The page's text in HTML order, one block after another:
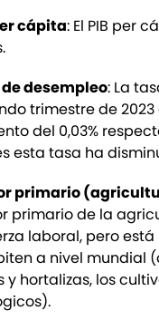
cápita: El PIB per
desempleo: La
trimestre de 2023
del 0,03%
esta tasa ha
primario
primario de la
laboral, pero
a nivel mundial
y hortalizas, los